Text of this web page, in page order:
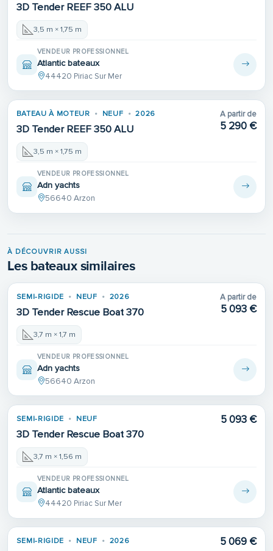
3D Tender REEF 350 ALU
3,5 m × 1,75 m
VENDEUR PROFESSIONNEL
Atlantic bateaux
44420 Piriac Sur Mer
BATEAU À MOTEUR NEUF 2026
3D Tender REEF 350 ALU
A partir de
5 290 €
3,5 m × 1,75 m
VENDEUR PROFESSIONNEL
Adn yachts
56640 Arzon
À DÉCOUVRIR AUSSI
Les bateaux similaires
SEMI-RIGIDE NEUF 2026
3D Tender Rescue Boat 370
A partir de
5 093 €
3,7 m × 1,7 m
VENDEUR PROFESSIONNEL
Adn yachts
56640 Arzon
SEMI-RIGIDE NEUF
3D Tender Rescue Boat 370
5 093 €
3,7 m × 1,56 m
VENDEUR PROFESSIONNEL
Atlantic bateaux
44420 Piriac Sur Mer
SEMI-RIGIDE NEUF 2026 5 069 €